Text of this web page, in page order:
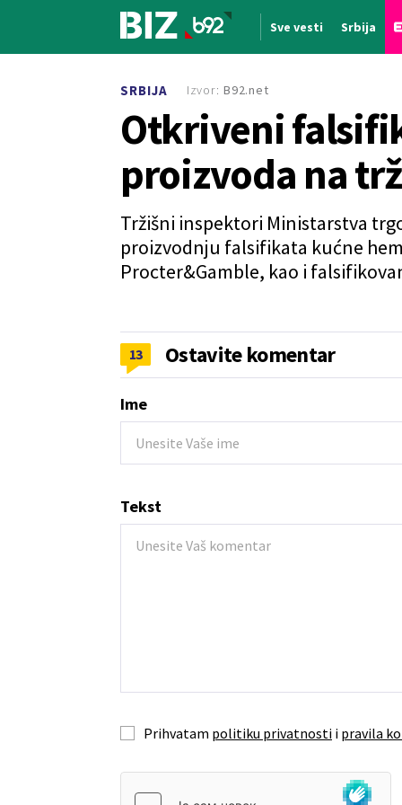
Sve vesti Srbija
SRBIJA
Otkriveni
proizvoda na
Tržišni inspektori Ministarstva
proizvodnju falsifikata kućne
Procter&Gamble, kao i
Izvor: B92.net
13 Ostavite komentar
Ime
Tekst
Prihvatam politiku privatnosti i pravila